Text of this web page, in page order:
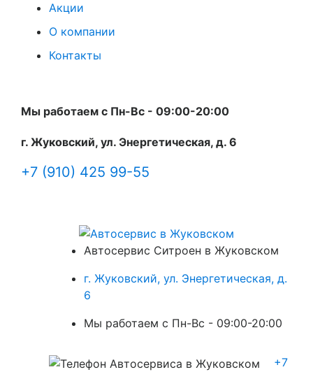
Акции
О компании
Контакты
Мы работаем с Пн-Вc - 09:00-20:00
г. Жуковский, ул. Энергетическая, д. 6
+7 (910) 425 99-55
Автосервис Ситроен в Жуковском
г. Жуковский, ул. Энергетическая, д.
6
Мы работаем с Пн-Вc - 09:00-20:00
+7